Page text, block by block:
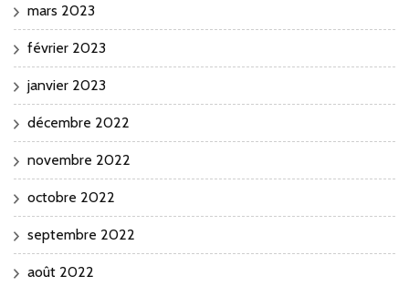
mars 2023
février 2023
janvier 2023
décembre 2022
novembre 2022
octobre 2022
septembre 2022
août 2022